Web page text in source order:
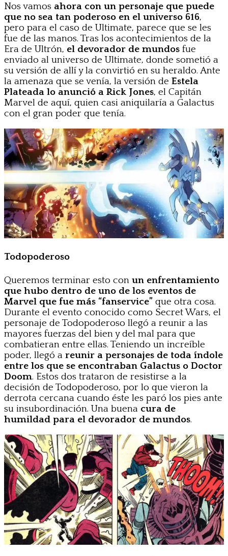
Nos vamos ahora con un personaje que puede
que no sea tan poderoso en el universo 616,
pero para el caso de Ultimate, parece que se les
fue de las manos. Tras los acontecimientos de la
Era de Ultrón, el devorador de mundos fue
enviado al universo de Ultimate, donde sometió a
su versión de allí y la convirtió en su heraldo. Ante
la amenaza que se venía, la versión de Estela
Plateada lo anunció a Rick Jones, el Capitán
Marvel de aquí, quien casi aniquilaría a Galactus
con el gran poder que tenía.
Todopoderoso
Queremos terminar esto con un enfrentamiento
que hubo dentro de uno de los eventos de
Marvel que fue más “fanservice” que otra cosa.
Durante el evento conocido como Secret Wars, el
personaje de Todopoderoso llegó a reunir a las
mayores fuerzas del bien y del mal para que
combatieran entre ellas. Teniendo un increíble
poder, llegó a reunir a personajes de toda índole
entre los que se encontraban Galactus o Doctor
Doom. Estos dos trataron de resistirse a la
decisión de Todopoderoso, por lo que vieron la
derrota cercana cuando éste les paró los pies ante
su insubordinación. Una buena cura de
humildad para el devorador de mundos.